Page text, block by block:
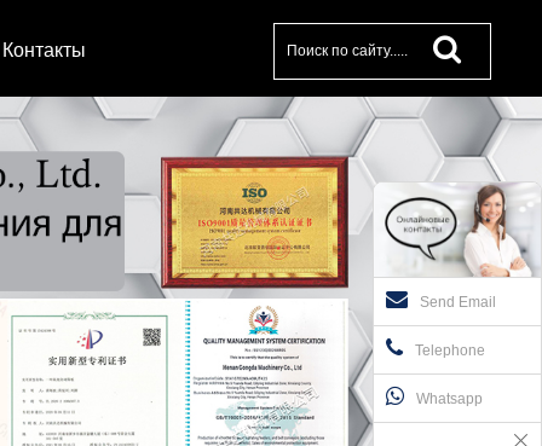
Контакты
Send Email
Telephone
Whatsapp